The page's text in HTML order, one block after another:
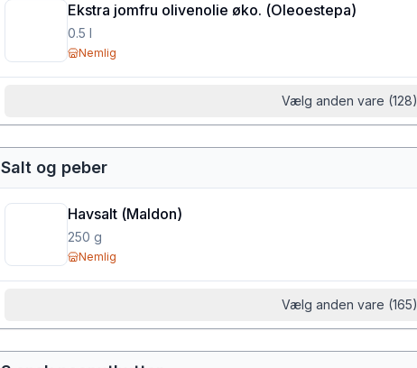
Ekstra jomfru olivenolie øko. (Oleoestepa)
0.5 l
Nemlig
Vælg anden vare (128)
Salt og peber
Havsalt (Maldon)
250 g
Nemlig
Vælg anden vare (165)